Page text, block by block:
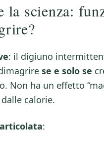
la scienza:
: il digiuno
se e solo se
Non ha un effetto
calorie.
: